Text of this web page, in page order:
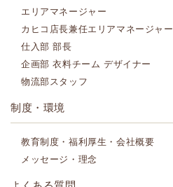
エリアマネージャー
カヒコ店長兼任エリアマネージャー
仕入部 部長
企画部 衣料チーム デザイナー
物流部スタッフ
制度・環境
教育制度・福利厚生・会社概要
メッセージ・理念